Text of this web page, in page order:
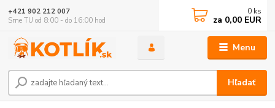
Menu
Hľadať
+421 902 212 007
Sme TU od 8:00 - do 16:00 hod
0 ks
za 0,00 EUR